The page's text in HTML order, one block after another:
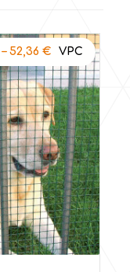
–52,36€